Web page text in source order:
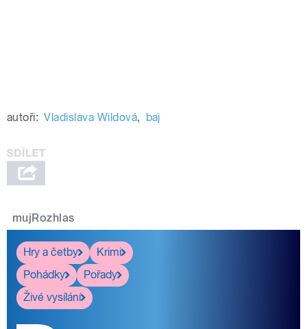
autoři: Vladislava Wildová, baj
mujRozhlas
Hry a četby
Krimi
Pohádky
Pořady
Živé vysílání